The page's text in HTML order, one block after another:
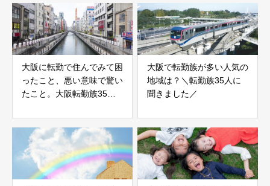
大阪に転勤で住んでみて困
ったこと、悪い意味で驚い
たこと。大阪転勤族35名
大阪で転勤族が多い人気の
地域は？＼転勤族35人に
聞きました／